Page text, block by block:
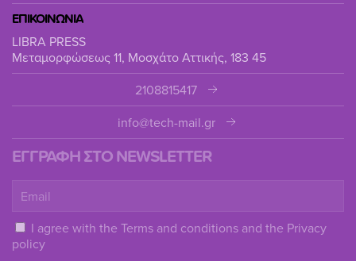
ΕΠΙΚΟΙΝΩΝΙΑ
LIBRA PRESS
Μεταμορφώσεως 11, Μοσχάτο Αττικής, 183 45
2108815417
info@tech-mail.gr
ΕΓΓΡΑΦΗ ΣΤΟ NEWSLETTER
I agree with the Terms and conditions and the Privacy
policy